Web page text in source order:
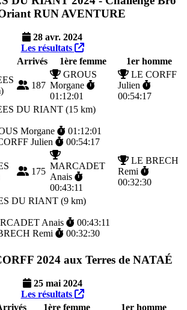
RUN AVENTURE
28 avr. 2024
Les résultats
Arrivés
1ère femme
1er homme
187
GROUS
Morgane
01:12:01
LE CORFF
Julien
00:54:17
DU RIANT (15 km)
Morgane
01:12:01
Julien 00:54:17
175
MARCADET
Anais
00:43:11
LE BRECH
Remi
00:32:30
DU RIANT (9 km)
Anais
00:43:11
Remi 00:32:30
2024 aux Terres de NATAÉ
25 mai 2024
Les résultats
1ère femme
1er homme